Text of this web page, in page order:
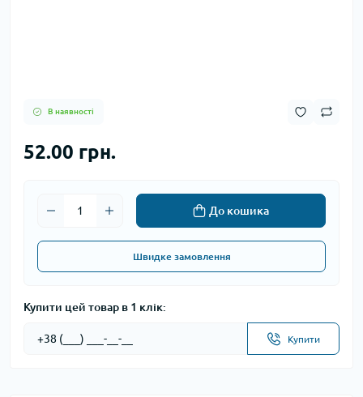
В наявності
52.00 грн.
До кошика
Швидке замовлення
Купити цей товар в 1 клік:
Купити